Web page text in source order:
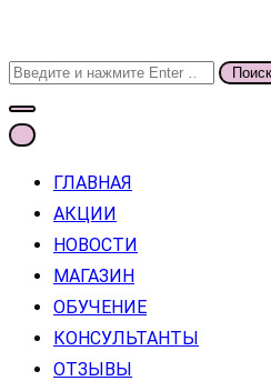
Поиск
для:
ГЛАВНАЯ
АКЦИИ
НОВОСТИ
МАГАЗИН
ОБУЧЕНИЕ
КОНСУЛЬТАНТЫ
ОТЗЫВЫ